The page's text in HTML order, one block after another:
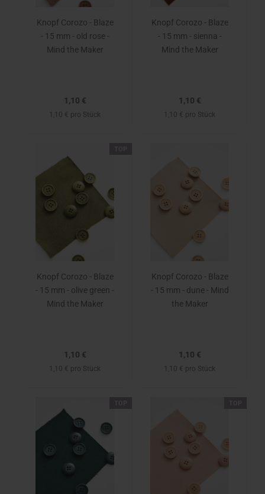
Knopf Corozo - Blaze
- 15 mm - old rose -
Mind the Maker
1,10 €
1,10 € pro Stück
Knopf Corozo - Blaze
- 15 mm - sienna -
Mind the Maker
1,10 €
1,10 € pro Stück
Knopf Corozo - Blaze
- 15 mm - olive green -
Mind the Maker
1,10 €
1,10 € pro Stück
Knopf Corozo - Blaze
- 15 mm - dune - Mind
the Maker
1,10 €
1,10 € pro Stück